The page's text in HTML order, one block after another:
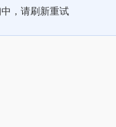
，请刷新重试